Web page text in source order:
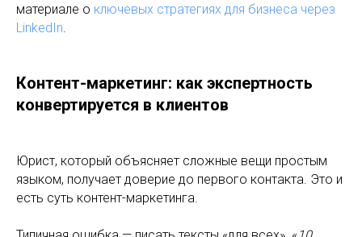
материале о ключевых стратегиях для бизнеса через
LinkedIn.
Контент-маркетинг: как экспертность
конвертируется в клиентов
Юрист, который объясняет сложные вещи простым
языком, получает доверие до первого контакта. Это и
есть суть контент-маркетинга.